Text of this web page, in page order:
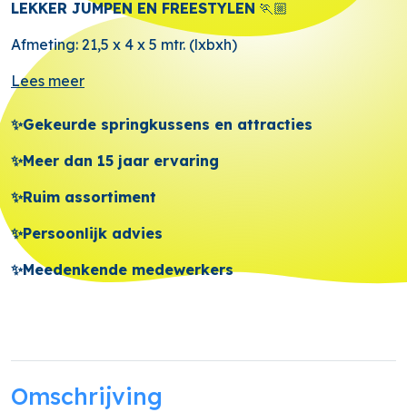
LEKKER JUMPEN EN FREESTYLEN 🏃🏼
Afmeting: 21,5 x 4 x 5 mtr. (lxbxh)
Lees meer
✨Gekeurde springkussens en attracties
✨Meer dan 15 jaar ervaring
✨Ruim assortiment
✨Persoonlijk advies
✨Meedenkende medewerkers
Omschrijving